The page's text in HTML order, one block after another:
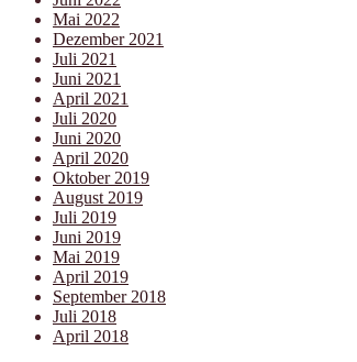
Mai 2022
Dezember 2021
Juli 2021
Juni 2021
April 2021
Juli 2020
Juni 2020
April 2020
Oktober 2019
August 2019
Juli 2019
Juni 2019
Mai 2019
April 2019
September 2018
Juli 2018
April 2018